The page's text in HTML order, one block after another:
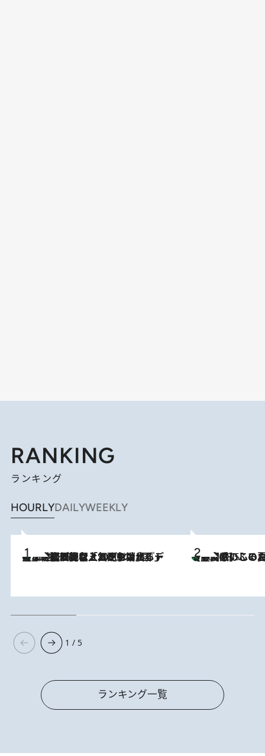
RANKING
ランキング
HOURLYDAILYWEEKLY
2026.8.5
【なぜ吉沢亮は「気配を消せる」のか？】興行収入208億の『国宝』を経て挑むミュージカル『ディア・エヴァン・ハンセン』。トップ俳優が舞台上でさらけ出した“孤独”とは 2026.8.5
【静岡県】この夏絶対食べたい 冷やしておいしいおやつ3
1 / 5
ランキング一覧